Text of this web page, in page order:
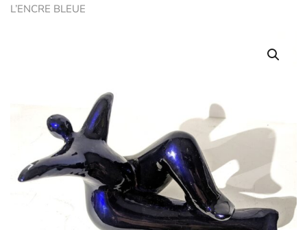
L’ENCRE BLEUE